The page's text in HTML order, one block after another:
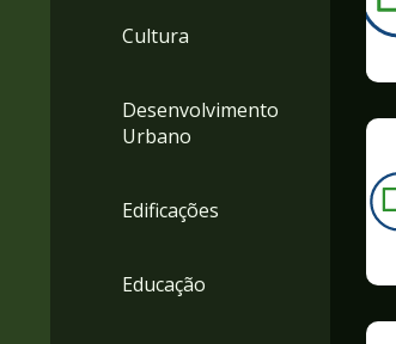
Cultura
Desenvolvimento
Urbano
Edificações
Educação